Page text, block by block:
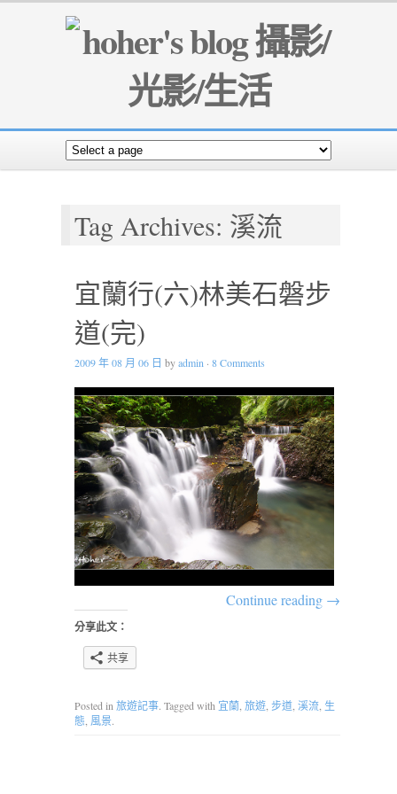
Tag Archives: 溪流
宜蘭行(六)林美石磐步
道(完)
2009 年 08 月 06 日 byadmin · 8 Comments
Continue reading →
分享此文：
共享
Posted in 旅遊記事. Tagged with 宜蘭 旅遊 步道 溪流 生
態 風景.